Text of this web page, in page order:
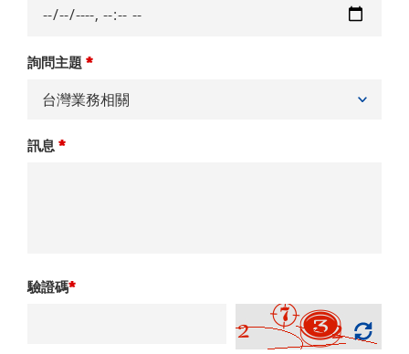
詢問主題 *
訊息 *
驗證碼*